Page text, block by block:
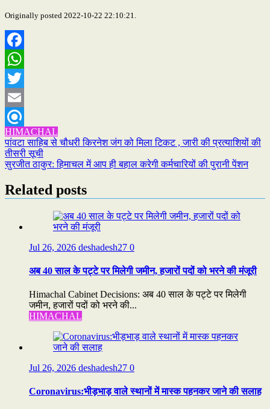
Originally posted 2022-10-22 22:10:21.
Facebook
WhatsApp
Twitter
Email
Refind
HIMACHAL
Post
navigation
पांवटा साहिब से चौधरी किरनेश जंग को मिला टिकट , जारी की प्रत्याशियों की
तीसरी सूची
सुरजीत ठाकुर: हिमाचल में आप ही बहाल करेगी कर्मचारियों की पुरानी पेंशन
Related posts
Jul 26, 2026 deshadesh27 0
अब 40 साल के पट्टे पर मिलेगी जमीन, हजारों पदों को भरने की मंजूरी
Himachal Cabinet Decisions: अब 40 साल के पट्टे पर मिलेगी
जमीन, हजारों पदों को भरने की...
HIMACHAL
Jul 26, 2026 deshadesh27 0
Coronavirus:भीड़भाड़ वाले स्थानों में मास्क पहनकर जाने की सलाह